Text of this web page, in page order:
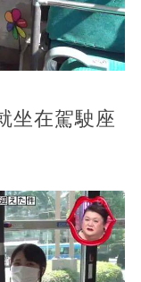
坐在駕駛座